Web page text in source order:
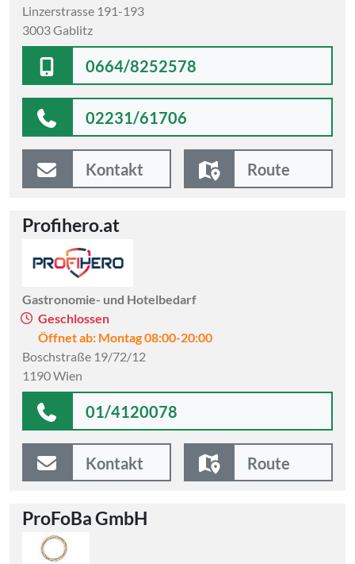
Linzerstrasse 191-193
3003 Gablitz
0664/8252578
02231/61706
Kontakt Route
Profihero.at
Gastronomie- und Hotelbedarf
Geschlossen
Öffnet ab: Montag 08:00-20:00
Boschstraße 19/72/12
1190 Wien
01/4120078
Kontakt Route
ProFoBa GmbH